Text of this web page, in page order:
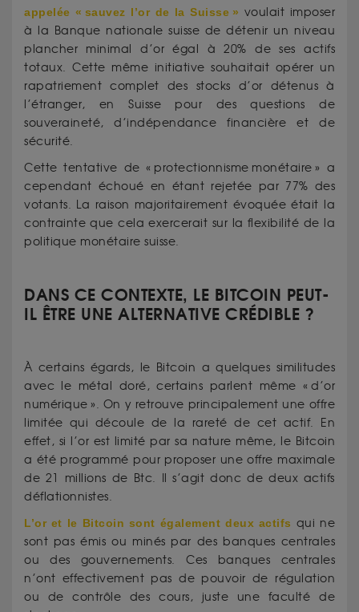
appelée « sauvez l’or de la Suisse » voulait imposer
à la Banque nationale suisse de détenir un niveau
plancher minimal d’or égal à 20% de ses actifs
totaux. Cette même initiative souhaitait opérer un
rapatriement complet des stocks d’or détenus à
l’étranger, en Suisse pour des questions de
souveraineté, d’indépendance financière et de
sécurité.
Cette tentative de « protectionnisme monétaire » a
cependant échoué en étant rejetée par 77% des
votants. La raison majoritairement évoquée était la
contrainte que cela exercerait sur la flexibilité de la
politique monétaire suisse.
DANS CE CONTEXTE, LE BITCOIN PEUT-
IL ÊTRE UNE ALTERNATIVE CRÉDIBLE ?
À certains égards, le Bitcoin a quelques similitudes
avec le métal doré, certains parlent même « d’or
numérique ». On y retrouve principalement une offre
limitée qui découle de la rareté de cet actif. En
effet, si l’or est limité par sa nature même, le Bitcoin
a été programmé pour proposer une offre maximale
de 21 millions de Btc. Il s’agit donc de deux actifs
déflationnistes.
L’or et le Bitcoin sont également deux actifs qui ne
sont pas émis ou minés par des banques centrales
ou des gouvernements. Ces banques centrales
n’ont effectivement pas de pouvoir de régulation
ou de contrôle des cours, juste une faculté de